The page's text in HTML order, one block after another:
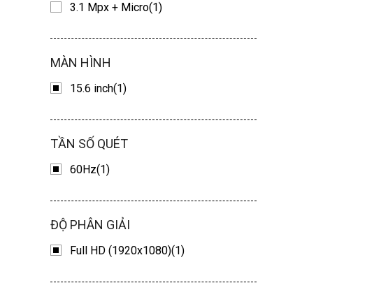
3.1 Mpx + Micro(1)
MÀN HÌNH
15.6 inch(1)
TẦN SỐ QUÉT
60Hz(1)
ĐỘ PHÂN GIẢI
Full HD (1920x1080)(1)